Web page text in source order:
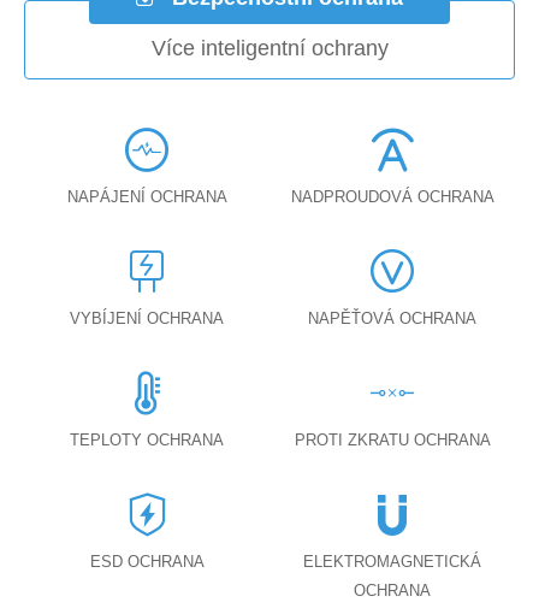
Více inteligentní ochrany
NAPÁJENÍ OCHRANA NADPROUDOVÁ OCHRANA
VYBÍJENÍ OCHRANA NAPĚŤOVÁ OCHRANA
TEPLOTY OCHRANA PROTI ZKRATU OCHRANA
ESD OCHRANA
ELEKTROMAGNETICKÁ
OCHRANA